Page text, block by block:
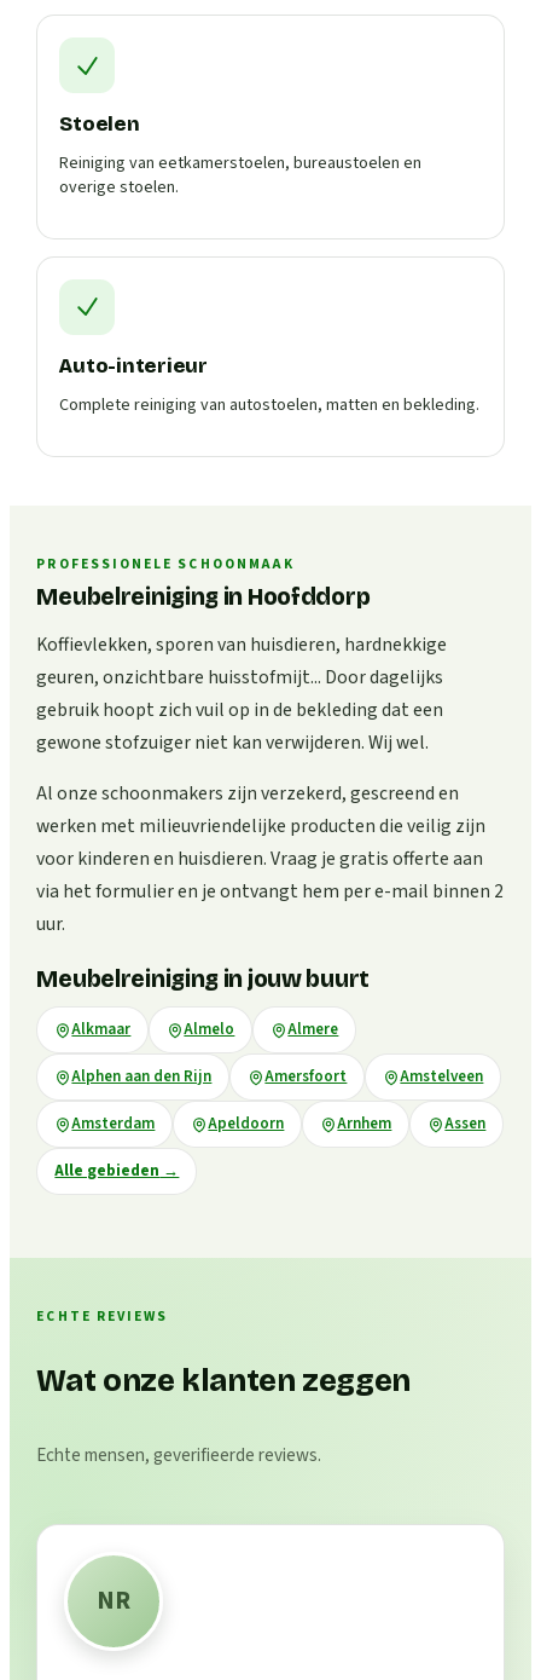
Stoelen
Reiniging van eetkamerstoelen, bureaustoelen en
overige stoelen.
Auto-interieur
Complete reiniging van autostoelen, matten en bekleding.
PROFESSIONELE SCHOONMAAK
Meubelreiniging in Hoofddorp
Koffievlekken, sporen van huisdieren, hardnekkige
geuren, onzichtbare huisstofmijt... Door dagelijks
gebruik hoopt zich vuil op in de bekleding dat een
gewone stofzuiger niet kan verwijderen. Wij wel.
Al onze schoonmakers zijn verzekerd, gescreend en
werken met milieuvriendelijke producten die veilig zijn
voor kinderen en huisdieren. Vraag je gratis offerte aan
via het formulier en je ontvangt hem per e-mail binnen 2
uur.
Meubelreiniging in jouw buurt
Alkmaar Almelo Almere
Alphen aan den Rijn Amersfoort Amstelveen
Amsterdam Apeldoorn Arnhem Assen
Alle gebieden →
ECHTE REVIEWS
Wat onze klanten zeggen
Echte mensen, geverifieerde reviews.
NR